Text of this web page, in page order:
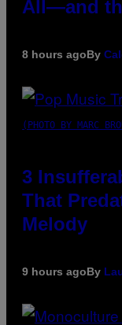
All—and
8 hours agoBy
(PHOTO BY MARC
3
That
Melody
9 hours agoBy